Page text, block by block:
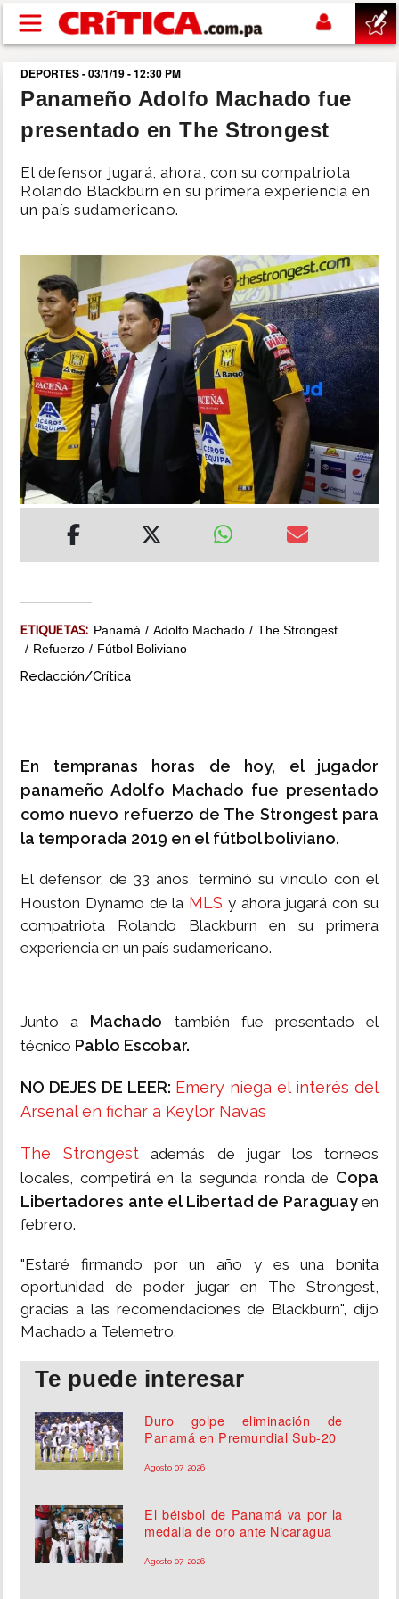
Pasar al contenido principal
buscar
SUCESOS
NACIONAL
SHOW
DEPORTES
MUNDO
INSÓLITAS
MULTIMEDIA
IMPRESO
DEPORTES - 03/1/19 - 12:30 PM
Panameño Adolfo Machado fue
presentado en The Strongest
El defensor jugará, ahora, con su compatriota
Rolando Blackburn en su primera experiencia en
un país sudamericano.
ETIQUETAS: Panamá Adolfo Machado
The Strongest
Refuerzo
Fútbol Boliviano
Redacción/Crítica
En tempranas horas de hoy, el jugador
panameño Adolfo Machado fue presentado
como nuevo refuerzo de The Strongest para
la temporada 2019 en el fútbol boliviano.
El defensor, de 33 años, terminó su vínculo con el
Houston Dynamo de la MLS y ahora jugará con su
compatriota Rolando Blackburn en su primera
experiencia en un país sudamericano.
Junto a Machado también fue presentado el
técnico Pablo Escobar.
NO DEJES DE LEER: Emery niega el interés del
Arsenal en fichar a Keylor Navas
The Strongest además de jugar los torneos
locales, competirá en la segunda ronda de Copa
Libertadores ante el Libertad de Paraguay en
febrero.
"Estaré firmando por un año y es una bonita
oportunidad de poder jugar en The Strongest,
gracias a las recomendaciones de Blackburn", dijo
Machado a Telemetro.
Te puede interesar
Duro golpe eliminación de
Panamá en Premundial Sub-20
Agosto 07, 2026
El béisbol de Panamá va por la
medalla de oro ante Nicaragua
Agosto 07, 2026